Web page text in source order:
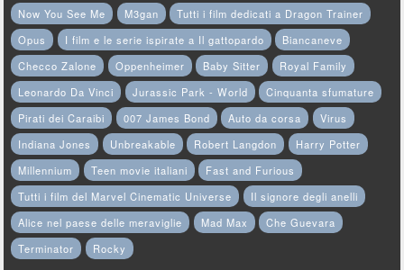
Now You See Me
M3gan
Tutti i film dedicati a Dragon Trainer
Opus
I film e le serie ispirate a Il gattopardo
Biancaneve
Checco Zalone
Oppenheimer Baby Sitter
Royal Family
Leonardo Da Vinci
Jurassic Park - World
Cinquanta sfumature
Pirati dei Caraibi
007 James Bond Auto da corsa
Virus
Indiana Jones
Unbreakable Robert Langdon
Harry Potter
Millennium
Teen movie italiani
Fast and Furious
Tutti i film del Marvel Cinematic Universe
Il signore degli anelli
Alice nel paese delle meraviglie
Mad Max
Che Guevara
Terminator
Rocky